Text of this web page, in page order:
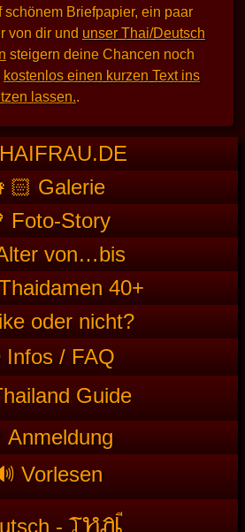
Briefpapier, ein paar
von dir und unser Thai/Deutsch
steigern deine Chancen noch
kostenlos einen kurzen Text ins
lassen..
Galerie
Foto-Story
von…bis
40+
oder nicht?
/ FAQ
Guide
Anmeldung
Vorlesen
- THAI